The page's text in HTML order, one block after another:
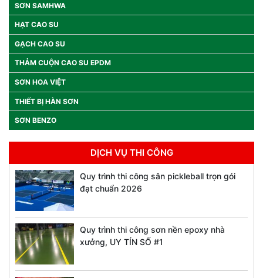
SƠN SAMHWA
HẠT CAO SU
GẠCH CAO SU
THẢM CUỘN CAO SU EPDM
SƠN HOA VIỆT
THIẾT BỊ HÀN SƠN
SƠN BENZO
DỊCH VỤ THI CÔNG
Quy trình thi công sân pickleball trọn gói
đạt chuẩn 2026
Quy trình thi công sơn nền epoxy nhà
xưởng, UY TÍN SỐ #1